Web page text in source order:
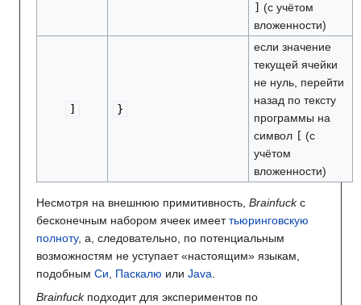
] (с учётом
вложенности)
] }
если значение
текущей ячейки
не нуль, перейти
назад по тексту
программы на
символ [ (с
учётом
вложенности)
Несмотря на внешнюю примитивность, Brainfuckс
бесконечным набором ячеек имееттьюринговскую
полноту, а, следовательно, по потенциальным
возможностям не уступает «настоящим» языкам,
подобным Си, Паскалю или Java.
Brainfuckподходит для экспериментов по